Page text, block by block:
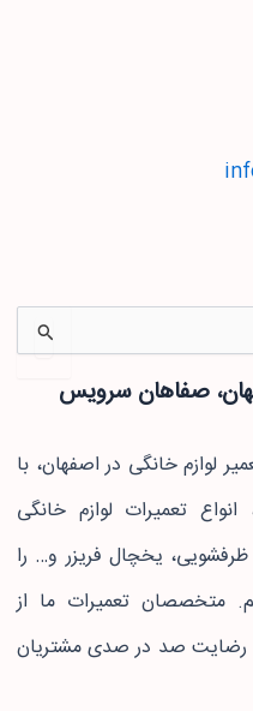
صفاهان سرویس
لوازم خانگی در اصفهان، با
انواع تعمیرات لوازم خانگی
یخچال فریزر و… را
متخصصان تعمیرات ما از
رضایت صد در صدی مشتریان